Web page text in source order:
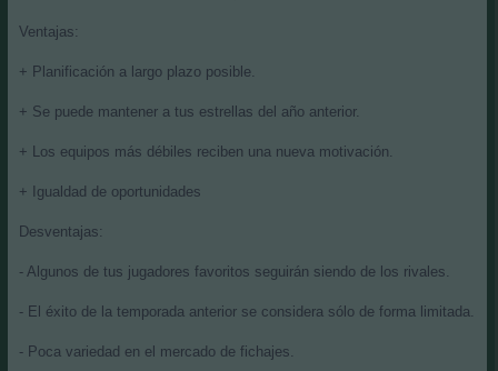
Ventajas:
+ Planificación a largo plazo posible.
+ Se puede mantener a tus estrellas del año anterior.
+ Los equipos más débiles reciben una nueva motivación.
+ Igualdad de oportunidades
Desventajas:
- Algunos de tus jugadores favoritos seguirán siendo de los rivales.
- El éxito de la temporada anterior se considera sólo de forma limitada.
- Poca variedad en el mercado de fichajes.